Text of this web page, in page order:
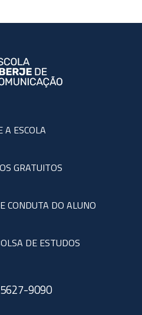
A ESCOLA
GRATUITOS
CONDUTA DO ALUNO
DE ESTUDOS
9090